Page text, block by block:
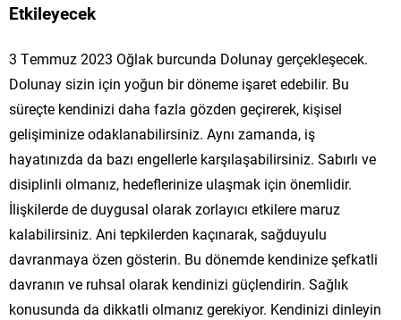
Etkileyecek
3 Temmuz 2023 Oğlak burcunda Dolunay gerçekleşecek.
Dolunay sizin için yoğun bir döneme işaret edebilir. Bu
süreçte kendinizi daha fazla gözden geçirerek, kişisel
gelişiminize odaklanabilirsiniz. Aynı zamanda, iş
hayatınızda da bazı engellerle karşılaşabilirsiniz. Sabırlı ve
disiplinli olmanız, hedeflerinize ulaşmak için önemlidir.
İlişkilerde de duygusal olarak zorlayıcı etkilere maruz
kalabilirsiniz. Ani tepkilerden kaçınarak, sağduyulu
davranmaya özen gösterin. Bu dönemde kendinize şefkatli
davranın ve ruhsal olarak kendinizi güçlendirin. Sağlık
konusunda da dikkatli olmanız gerekiyor. Kendinizi dinleyin